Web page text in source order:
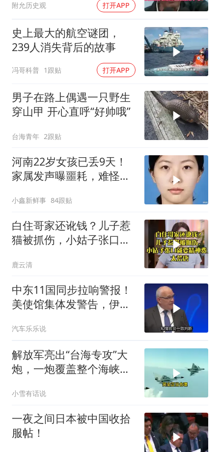
附允历史观 打开APP
史上最大的航空谜团，
239人消失背后的故事
冯哥科普 1跟贴 打开APP
男子在路上偶遇一只野生
穿山甲 开心直呼“好帅哦”
台海青年 2跟贴
河南22岁女孩已丢9天！
家属发声曝噩耗，难怪搜
小鑫新鲜事 84跟贴
白住哥家还讹钱？儿子惹
猫被抓伤，小姑子张口就
鹿云清
中东11国同步拉响警报！
美使馆集体发警告，伊朗
汽车乐乐说
解放军亮出“台海专攻”大
炮，一炮覆盖整个海峡，
小雪有话说
一夜之间日本被中国收拾
服帖！